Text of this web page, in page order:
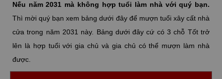
Nếu năm 2031 mà không hợp tuổi làm nhà với quý bạn.
Thì mời quý bạn xem bảng dưới đây để mượn tuổi xây cất nhà
cửa trong năm 2031 này. Bảng dưới đây cứ có 3 chỗ Tốt trở
lên là hợp tuổi với gia chủ và gia chủ có thể mượn làm nhà
được.